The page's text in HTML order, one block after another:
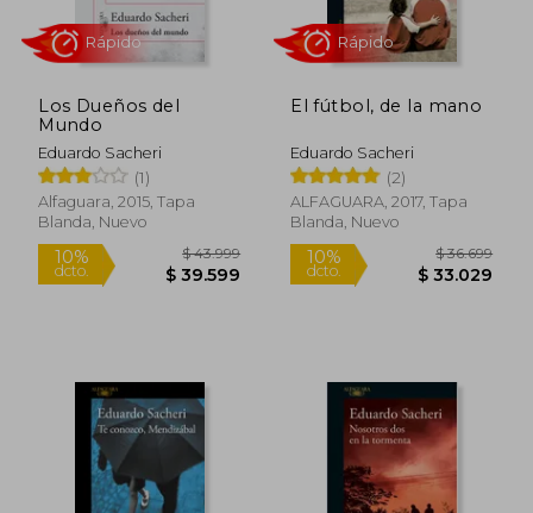
Los Dueños del
Mundo
Eduardo Sacheri
(1)
Alfaguara, 2015, Tapa
Blanda, Nuevo
Rápido
El fútbol, de la mano
Eduardo Sacheri
(2)
ALFAGUARA, 2017, Tapa
Blanda, Nuevo
Rápido